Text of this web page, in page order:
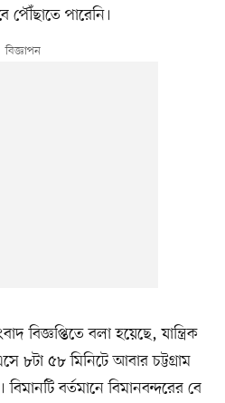
পৌঁছাতে পারেনি।
বিজ্ঞপ্তিতে বলা হয়েছে, যান্ত্রিক
৮টা ৫৮ মিনিটে আবার চট্টগ্রাম
বর্তমানে বিমানবন্দরের বে